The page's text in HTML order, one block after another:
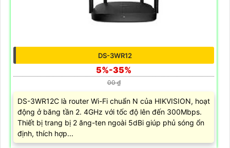
DS-3WR12
5%-35%
00 ₫
DS-3WR12C là router Wi-Fi chuẩn N của HIKVISION, hoạt
động ở băng tần 2. 4GHz với tốc độ lên đến 300Mbps.
Thiết bị trang bị 2 ăng-ten ngoài 5dBi giúp phủ sóng ổn
định, thích hợp...